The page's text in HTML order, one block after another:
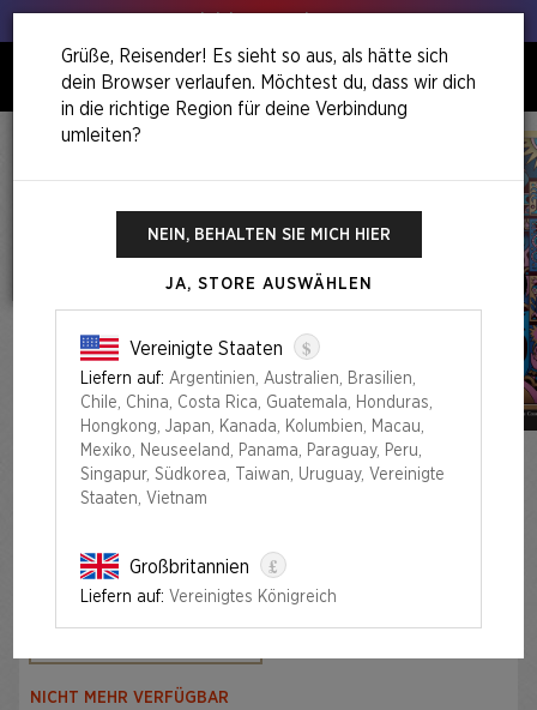
0
Auflage
NICHT MEHR VERFÜGBAR
Grüße, Reisender! Es sieht so aus, als hätte sich
dein Browser verlaufen. Möchtest du, dass wir dich
in die richtige Region für deine Verbindung
umleiten?
NEIN, BEHALTEN SIE MICH HIER
JA, STORE AUSWÄHLEN
Vereinigte Staaten $
Liefern auf: Argentinien, Australien, Brasilien,
Chile, China, Costa Rica, Guatemala, Honduras,
Hongkong, Japan, Kanada, Kolumbien, Macau,
Mexiko, Neuseeland, Panama, Paraguay, Peru,
Singapur, Südkorea, Taiwan, Uruguay, Vereinigte
Staaten, Vietnam
Großbritannien £
Liefern auf: Vereinigtes Königreich